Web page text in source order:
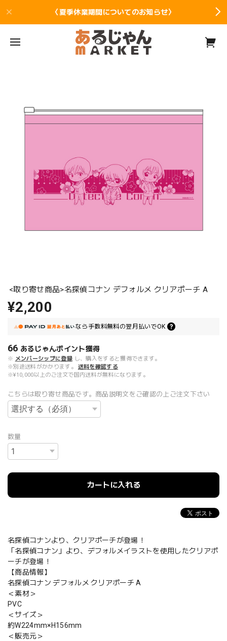
〈夏季休業期間についてのお知らせ〉
<取り寄せ商品>名探偵コナン デフォルメ クリアポーチ A
¥2,200
なら 手数料無料の翌月払いでOK
66 あるじゃんポイント獲得
※ メンバーシップに登録 し、購入をすると獲得できます。
※別途送料がかかります。
送料を確認する
※¥10,000以上のご注文で国内送料が無料になります。
こちらは取り寄せ商品です。商品説明文をご確認の上ご注文下さい
数量
カートに入れる
名探偵コナンより、クリアポーチが登場！
「名探偵コナン」より、デフォルメイラストを使用したクリアポ
ーチが登場！
【商品情報】
名探偵コナン デフォルメ クリアポーチ A
＜素材＞
PVC
＜サイズ＞
約W224mm×H156mm
＜販売元＞